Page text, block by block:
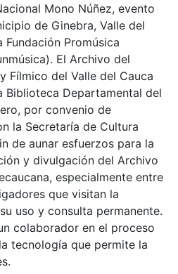
Mono Núñez, evento
de Ginebra, Valle del
Promúsica
El Archivo del
Fílmico del Valle del Cauca
Biblioteca Departamental del
por convenio de
la Secretaría de Cultura
de aunar esfuerzos para la
y divulgación del Archivo
especialmente entre
que visitan la
uso y consulta permanente.
colaborador en el proceso
tecnología que permite la